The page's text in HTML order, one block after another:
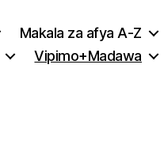
Makala za afya A-Z
Vipimo+Madawa